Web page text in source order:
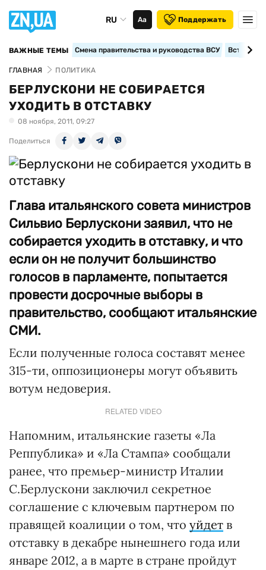
RU Аа Поддержать
ВАЖНЫЕ ТЕМЫ Смена правительства и руководства ВСУ
ГЛАВНАЯ ПОЛИТИКА
БЕРЛУСКОНИ НЕ СОБИРАЕТСЯ
УХОДИТЬ В ОТСТАВКУ
08 ноября, 2011, 09:27
Поделиться
Глава итальянского совета министров
Сильвио Берлускони заявил, что не
собирается уходить в отставку, и что
если он не получит большинство
голосов в парламенте, попытается
провести досрочные выборы в
правительство, сообщают итальянские
СМИ.
Если полученные голоса составят менее
315-ти, оппозиционеры могут объявить
вотум недоверия.
RELATED VIDEO
Напомним, итальянские газеты «Ла
Реппублика» и «Ла Стампа» сообщали
ранее, что премьер-министр Италии
С.Берлускони заключил секретное
соглашение с ключевым партнером по
правящей коалиции о том, что уйдет в
отставку в декабре нынешнего года или
январе 2012, а в марте в стране пройдут